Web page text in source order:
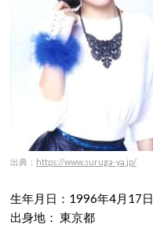
出典： https://www.suruga-ya.jp/
生年月日：1996年4月17日
出身地： 東京都